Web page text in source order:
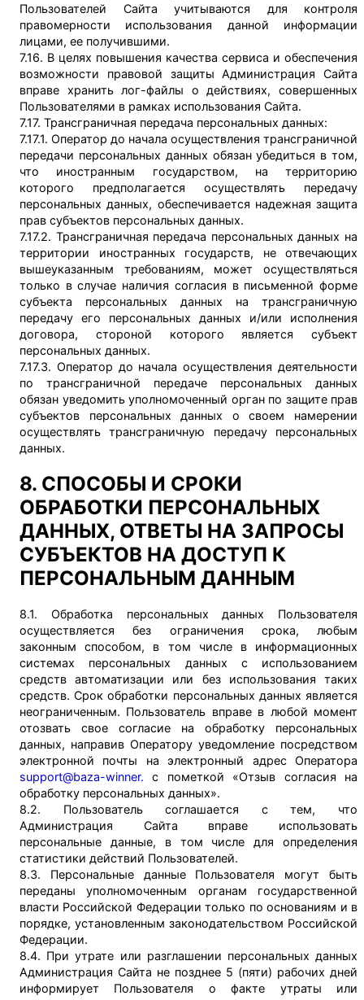
Пользователей Сайта учитываются для контроля
правомерности использования данной информации
лицами, ее получившими.
7.16. В целях повышения качества сервиса и обеспечения
возможности правовой защиты Администрация Сайта
вправе хранить лог-файлы о действиях, совершенных
Пользователями в рамках использования Сайта.
7.17. Трансграничная передача персональных данных:
7.17.1. Оператор до начала осуществления трансграничной
передачи персональных данных обязан убедиться в том,
что иностранным государством, на территорию
которого предполагается осуществлять передачу
персональных данных, обеспечивается надежная защита
прав субъектов персональных данных.
7.17.2. Трансграничная передача персональных данных на
территории иностранных государств, не отвечающих
вышеуказанным требованиям, может осуществляться
только в случае наличия согласия в письменной форме
субъекта персональных данных на трансграничную
передачу его персональных данных и/или исполнения
договора, стороной которого является субъект
персональных данных.
7.17.3. Оператор до начала осуществления деятельности
по трансграничной передаче персональных данных
обязан уведомить уполномоченный орган по защите прав
субъектов персональных данных о своем намерении
осуществлять трансграничную передачу персональных
данных.
8. СПОСОБЫ И СРОКИ
ОБРАБОТКИ ПЕРСОНАЛЬНЫХ
ДАННЫХ, ОТВЕТЫ НА ЗАПРОСЫ
СУБЪЕКТОВ НА ДОСТУП К
ПЕРСОНАЛЬНЫМ ДАННЫМ
8.1. Обработка персональных данных Пользователя
осуществляется без ограничения срока, любым
законным способом, в том числе в информационных
системах персональных данных с использованием
средств автоматизации или без использования таких
средств. Срок обработки персональных данных является
неограниченным. Пользователь вправе в любой момент
отозвать свое согласие на обработку персональных
данных, направив Оператору уведомление посредством
электронной почты на электронный адрес Оператора
support@baza-winner. с пометкой «Отзыв согласия на
обработку персональных данных».
8.2. Пользователь соглашается с тем, что
Администрация Сайта вправе использовать
персональные данные, в том числе для определения
статистики действий Пользователей.
8.3. Персональные данные Пользователя могут быть
переданы уполномоченным органам государственной
власти Российской Федерации только по основаниям и в
порядке, установленным законодательством Российской
Федерации.
8.4. При утрате или разглашении персональных данных
Администрация Сайта не позднее 5 (пяти) рабочих дней
информирует Пользователя о факте утраты или